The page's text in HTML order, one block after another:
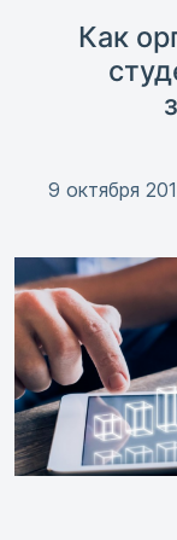
Как
9 октября